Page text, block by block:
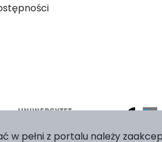
w pełni z portalu należy